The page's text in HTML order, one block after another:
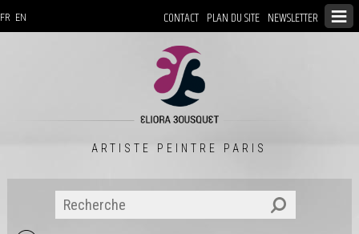
CONTACT PLAN DU SITE NEWSLETTER
FR EN
ARTISTE PEINTRE PARIS